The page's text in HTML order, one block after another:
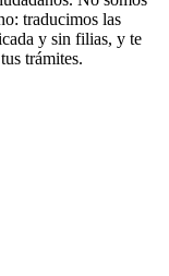
traducimos las
y sin filias, y te
trámites.